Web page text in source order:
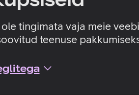
tingimata vaja meie
teenuse